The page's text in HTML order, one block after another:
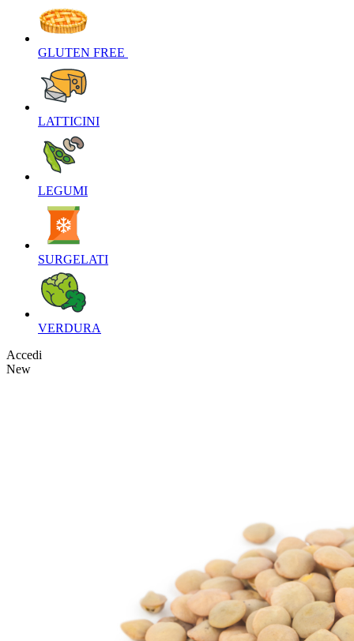
GLUTEN FREE ‎
LATTICINI‎
LEGUMI‎
SURGELATI‎
VERDURA‎
Accedi
New